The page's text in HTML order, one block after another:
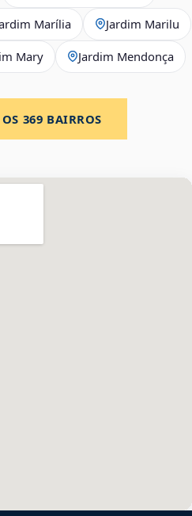
Marília Jardim Marilu
Mary Jardim Mendonça
369 BAIRROS